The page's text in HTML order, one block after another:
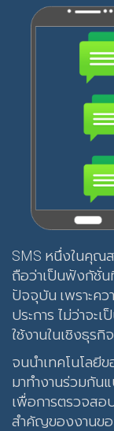
SMS หนึ่งในคุณ
ถือว่าเป็นฟังกัชั่น
ปัจจุบัน เพราะคว
ประการ ไม่ว่าจะ
ใช้งานในเชิงธุรกิ
จนนำเทคโนโลยี
มาทำงานร่วมกัน
เพื่อการตรวจสอ
สำคัญของงานขอ